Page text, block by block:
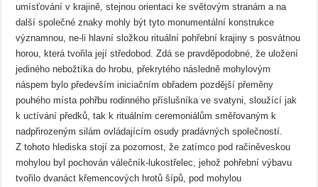
umísťování v krajině, stejnou orientaci ke světovým stranám a na
další společné znaky mohly být tyto monumentální konstrukce
významnou, ne-li hlavní složkou rituální pohřební krajiny s posvátnou
horou, která tvořila její středobod. Zdá se pravděpodobné, že uložení
jediného nebožtíka do hrobu, překrytého následně mohylovým
náspem bylo především iniciačním obřadem pozdější přeměny
pouhého místa pohřbu rodinného příslušníka ve svatyni, sloužící jak
k uctívání předků, tak k rituálním ceremoniálům směřovaným k
nadpřirozeným silám ovládajícím osudy pradávných společností.
Z tohoto hlediska stojí za pozornost, že zatímco pod račiněveskou
mohylou byl pochován válečník-lukostřelec, jehož pohřební výbavu
tvořilo dvanáct křemencových hrotů šípů, pod mohylou